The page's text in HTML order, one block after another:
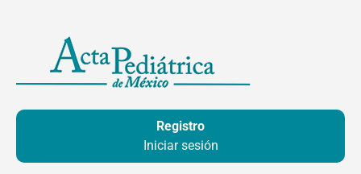
contenido
Registro
Iniciar sesión